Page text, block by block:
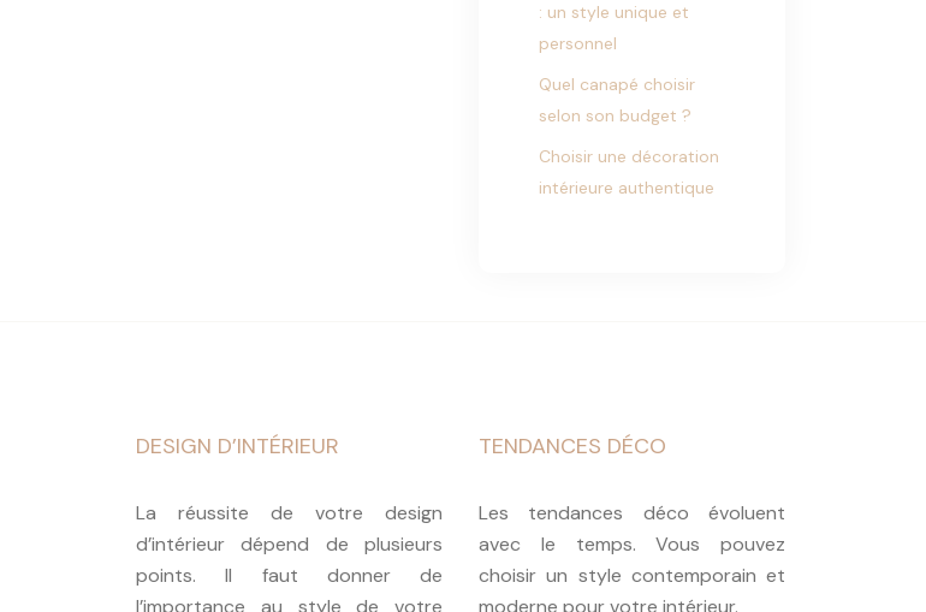
: un style unique et
personnel
Quel canapé choisir
selon son budget ?
Choisir une décoration
intérieure authentique
DESIGN D’INTÉRIEUR
La réussite de votre design
d’intérieur dépend de plusieurs
points. Il faut donner de
l’importance au style de votre
TENDANCES DÉCO
Les tendances déco évoluent
avec le temps. Vous pouvez
choisir un style contemporain et
moderne pour votre intérieur.